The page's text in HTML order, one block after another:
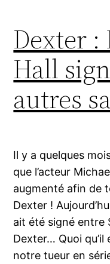
Dexter :
Hall
autres
Il y a quelques
que l’acteur
augmenté afin de
Dexter !
ait été signé entre
Dexter… Quoi
notre tueur en